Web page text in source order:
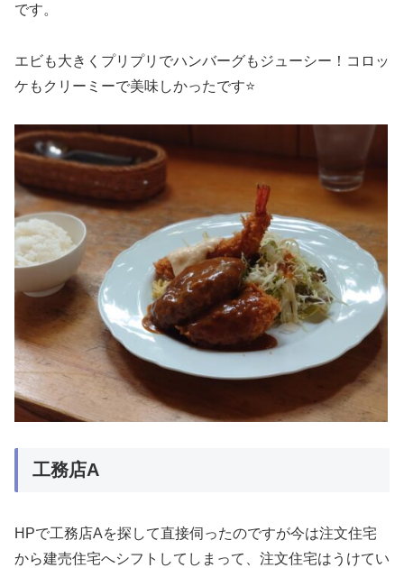
です。
エビも大きくプリプリでハンバーグもジューシー！コロッ
ケもクリーミーで美味しかったです⭐
工務店A
HPで工務店Aを探して直接伺ったのですが今は注文住宅
から建売住宅へシフトしてしまって、注文住宅はうけてい